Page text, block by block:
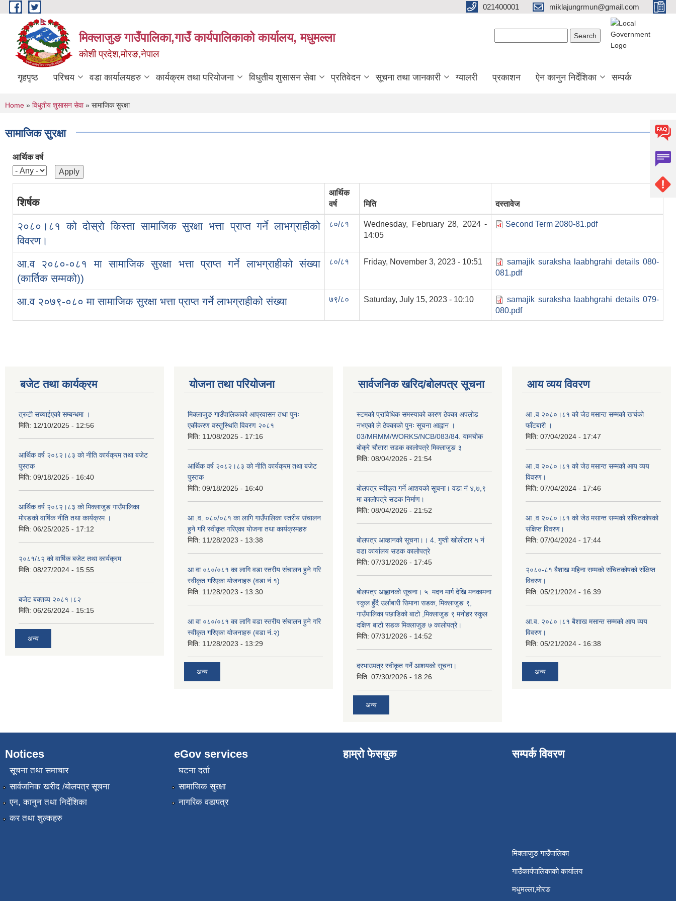
Skip to main content 021400001 miklajungrmun@gmail.com
मिक्लाजुङ गाउँपालिका,गाउँ कार्यपालिकाको कार्यालय, मधुमल्ला
कोशी प्रदेश,मोरङ,नेपाल
गृहपृष्ठ परिचय वडा कार्यालयहरु कार्यक्रम तथा परियोजना विधुतीय शुसासन सेवा प्रतिवेदन सूचना तथा जानकारी ग्यालरी प्रकाशन ऐन कानुन निर्देशिका सम्पर्क
You are here
Home » विधुतीय शुसासन सेवा» सामाजिक सुरक्षा
सामाजिक सुरक्षा
आर्थिक वर्ष
शिर्षक
आर्थिक
वर्ष
मिति दस्तावेज
२०८०।८१ को दोस्रो किस्ता सामाजिक सुरक्षा भत्ता प्राप्त गर्ने लाभग्राहीको
विवरण।
८०/८१
Wednesday, February 28, 2024 -
14:05
Second Term 2080-81.pdf
आ.व २०८०-०८१ मा सामाजिक सुरक्षा भत्ता प्राप्त गर्ने लाभग्राहीको संख्या
(कार्तिक सम्मको))
८०/८१ Friday, November 3, 2023 - 10:51
samajik suraksha laabhgrahi details 080-
081.pdf
आ.व २०७९-०८० मा सामाजिक सुरक्षा भत्ता प्राप्त गर्ने लाभग्राहीको संख्या ७९/८० Saturday, July 15, 2023 - 10:10
samajik suraksha laabhgrahi details 079-
080.pdf
बजेट तथा कार्यक्रम
त्रुटी सच्याईएको सम्बन्धमा ।
मिति: 12/10/2025 - 12:56
आर्थिक वर्ष २०८२।८३ को नीति कार्यक्रम तथा बजेट
पुस्तक
मिति: 09/18/2025 - 16:40
आर्थिक वर्ष २०८२।८३ को मिक्लाजुङ गाउँपालिका
मोरङको वार्षिक नीति तथा कार्यक्रम ।
मिति: 06/25/2025 - 17:12
२०८१/८२ को वार्षिक बजेट तथा कार्यक्रम
मिति: 08/27/2024 - 15:55
बजेट बक्तव्य २०८१।८२
मिति: 06/26/2024 - 15:15
अन्य
योजना तथा परियोजना
मिक्लाजुङ गाउँपालिकाको आप्रवासन तथा पुनः
एकीकरण वस्तुस्थिति विवरण २०८१
मिति: 11/08/2025 - 17:16
आर्थिक वर्ष २०८२।८३ को नीति कार्यक्रम तथा बजेट
पुस्तक
मिति: 09/18/2025 - 16:40
आ .व. ०८०/०८१ का लागि गाउँपालिका स्तरीय संचालन
हुने गरि स्वीकृत गरिएका योजना तथा कार्यक्रमहरु
मिति: 11/28/2023 - 13:38
आ वा ०८०/०८१ का लागि वडा स्तरीय संचालन हुने गरि
स्वीकृत गरिएका योजनाहरु (वडा नं.१)
मिति: 11/28/2023 - 13:30
आ वा ०८०/०८१ का लागि वडा स्तरीय संचालन हुने गरि
स्वीकृत गरिएका योजनाहरु (वडा नं.२)
मिति: 11/28/2023 - 13:29
अन्य
सार्वजनिक खरिद/बोलपत्र सूचना
स्टमको प्राविधिक समस्याको कारण ठेक्का अपलोड
नभएको ले ठेक्काको पुनः सूचना आह्वान ।
03/MRMM/WORKS/NCB/083/84. यामचोक
बोक्रे चौतारा सडक कालोपत्रे मिक्लाजुङ ३
मिति: 08/04/2026 - 21:54
बोलपत्र स्वीकृत गर्ने आशयको सूचना। वडा नं ४,७,९
मा कालोपत्रे सडक निर्माण।
मिति: 08/04/2026 - 21:52
बोलपत्र आव्हानको सूचना।। 4. गुप्ती खोलीटार ५ नं
वडा कार्यालय सडक कालोपत्रे
मिति: 07/31/2026 - 17:45
बोलपत्र आह्वानको सूचना। ५. मदन मार्ग देखि मनकामना
स्कुल हुँदै उर्लाबारी सिमाना सडक, मिक्लाजुङ ९,
गाउँपालिका पछाडिको बाटो ,मिक्लाजुङ ९ मनोहर स्कुल
दक्षिण बाटो सडक मिक्लाजुङ ७ कालोपत्रे।
मिति: 07/31/2026 - 14:52
दरभाउपत्र स्वीकृत गर्ने आशयको सूचना।
मिति: 07/30/2026 - 18:26
अन्य
आय व्यय विवरण
आ .व २०८०।८१ को जेठ मसान्त सम्मको खर्चको
फाँटबारी ।
मिति: 07/04/2024 - 17:47
आ .व २०८०।८१ को जेठ मसान्त सम्मको आय व्यय
विवरण।
मिति: 07/04/2024 - 17:46
आ .व २०८०।८१ को जेठ मसान्त सम्मको संचितकोषको
संक्षिप्त विवरण।
मिति: 07/04/2024 - 17:44
२०८०-८१ बैशाख महिना सम्मको संचितकोषको संक्षिप्त
विवरण।
मिति: 05/21/2024 - 16:39
आ.व. २०८०।८१ बैशाख मसान्त सम्मको आय व्यय
विवरण।
मिति: 05/21/2024 - 16:38
अन्य
Notices
सूचना तथा समाचार
सार्वजनिक खरीद /बोलपत्र सूचना
एन, कानुन तथा निर्देशिका
कर तथा शुल्कहरु
eGov services
घटना दर्ता
सामाजिक सुरक्षा
नागरिक वडापत्र
हाम्रो फेसबुक सम्पर्क विवरण
मिक्लाजुङ गाउँपालिका
गाउँकार्यपालिकाको कार्यालय
मधुमल्ला,मोरङ